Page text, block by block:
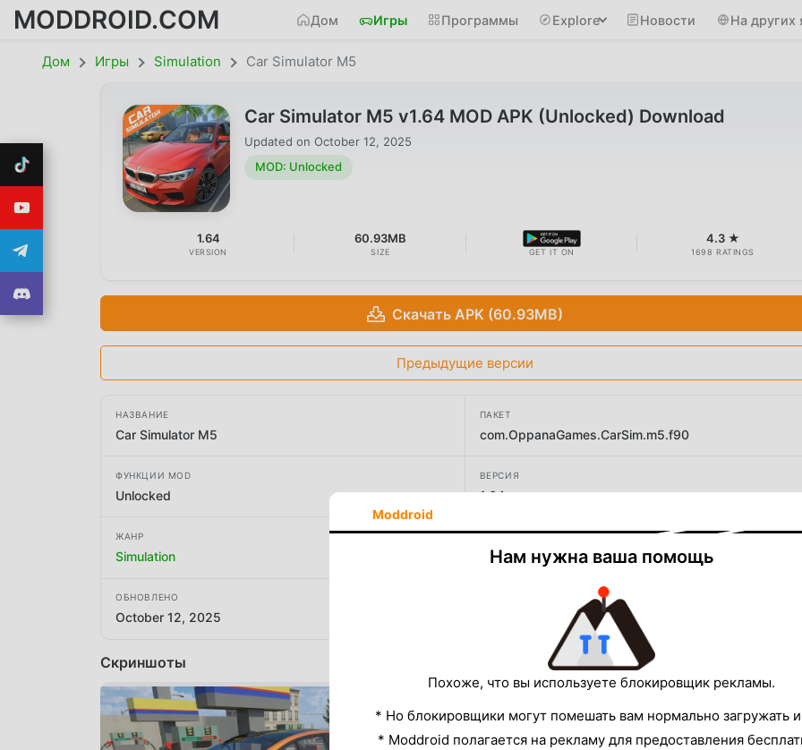
MODDROID.COM Дом Игры Программы Explore Новости На других
Дом Игры Simulation Car Simulator M5
Car Simulator M5 v1.64 MOD APK (Unlocked) Download
Updated on October 12, 2025
MOD: Unlocked
1.64
VERSION
60.93MB
SIZE GET IT ON
4.3 ★
1698 RATINGS
Скачать APK (60.93MB)
Предыдущие версии
НАЗВАНИЕ
Car Simulator M5
ПАКЕТ
com.OppanaGames.CarSim.m5.f90
ФУНКЦИИ MOD
Unlocked
ВЕРСИЯ
1.64
ЖАНР
Simulation
РАЗРАБОТЧИК
OppanaGames FZC LLC
ОБНОВЛЕНО
October 12, 2025
Скриншоты
Moddroid
Нам нужна ваша помощь
Похоже, что вы используете блокировщик рекламы.
* Но блокировщики могут помешать вам нормально загружать
* Moddroid полагается на рекламу для предоставления